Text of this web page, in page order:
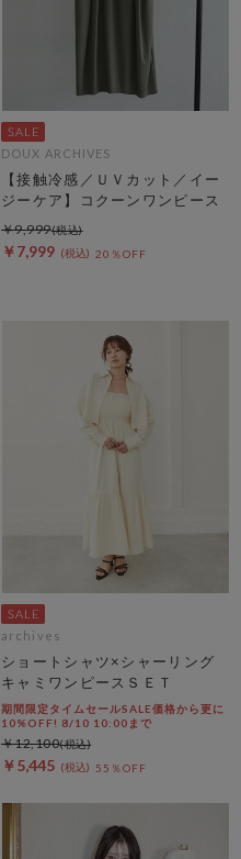
DOUX ARCHIVES
【接触冷感／ＵＶカット／イー
ジーケア】コクーンワンピース
￥7,999 20％OFF
￥9,999
archives
ショートシャツ×シャーリング
キャミワンピースＳＥＴ
期間限定タイムセールSALE価格から更に
10%OFF! 8/10 10:00まで
￥5,445 55％OFF
￥12,100